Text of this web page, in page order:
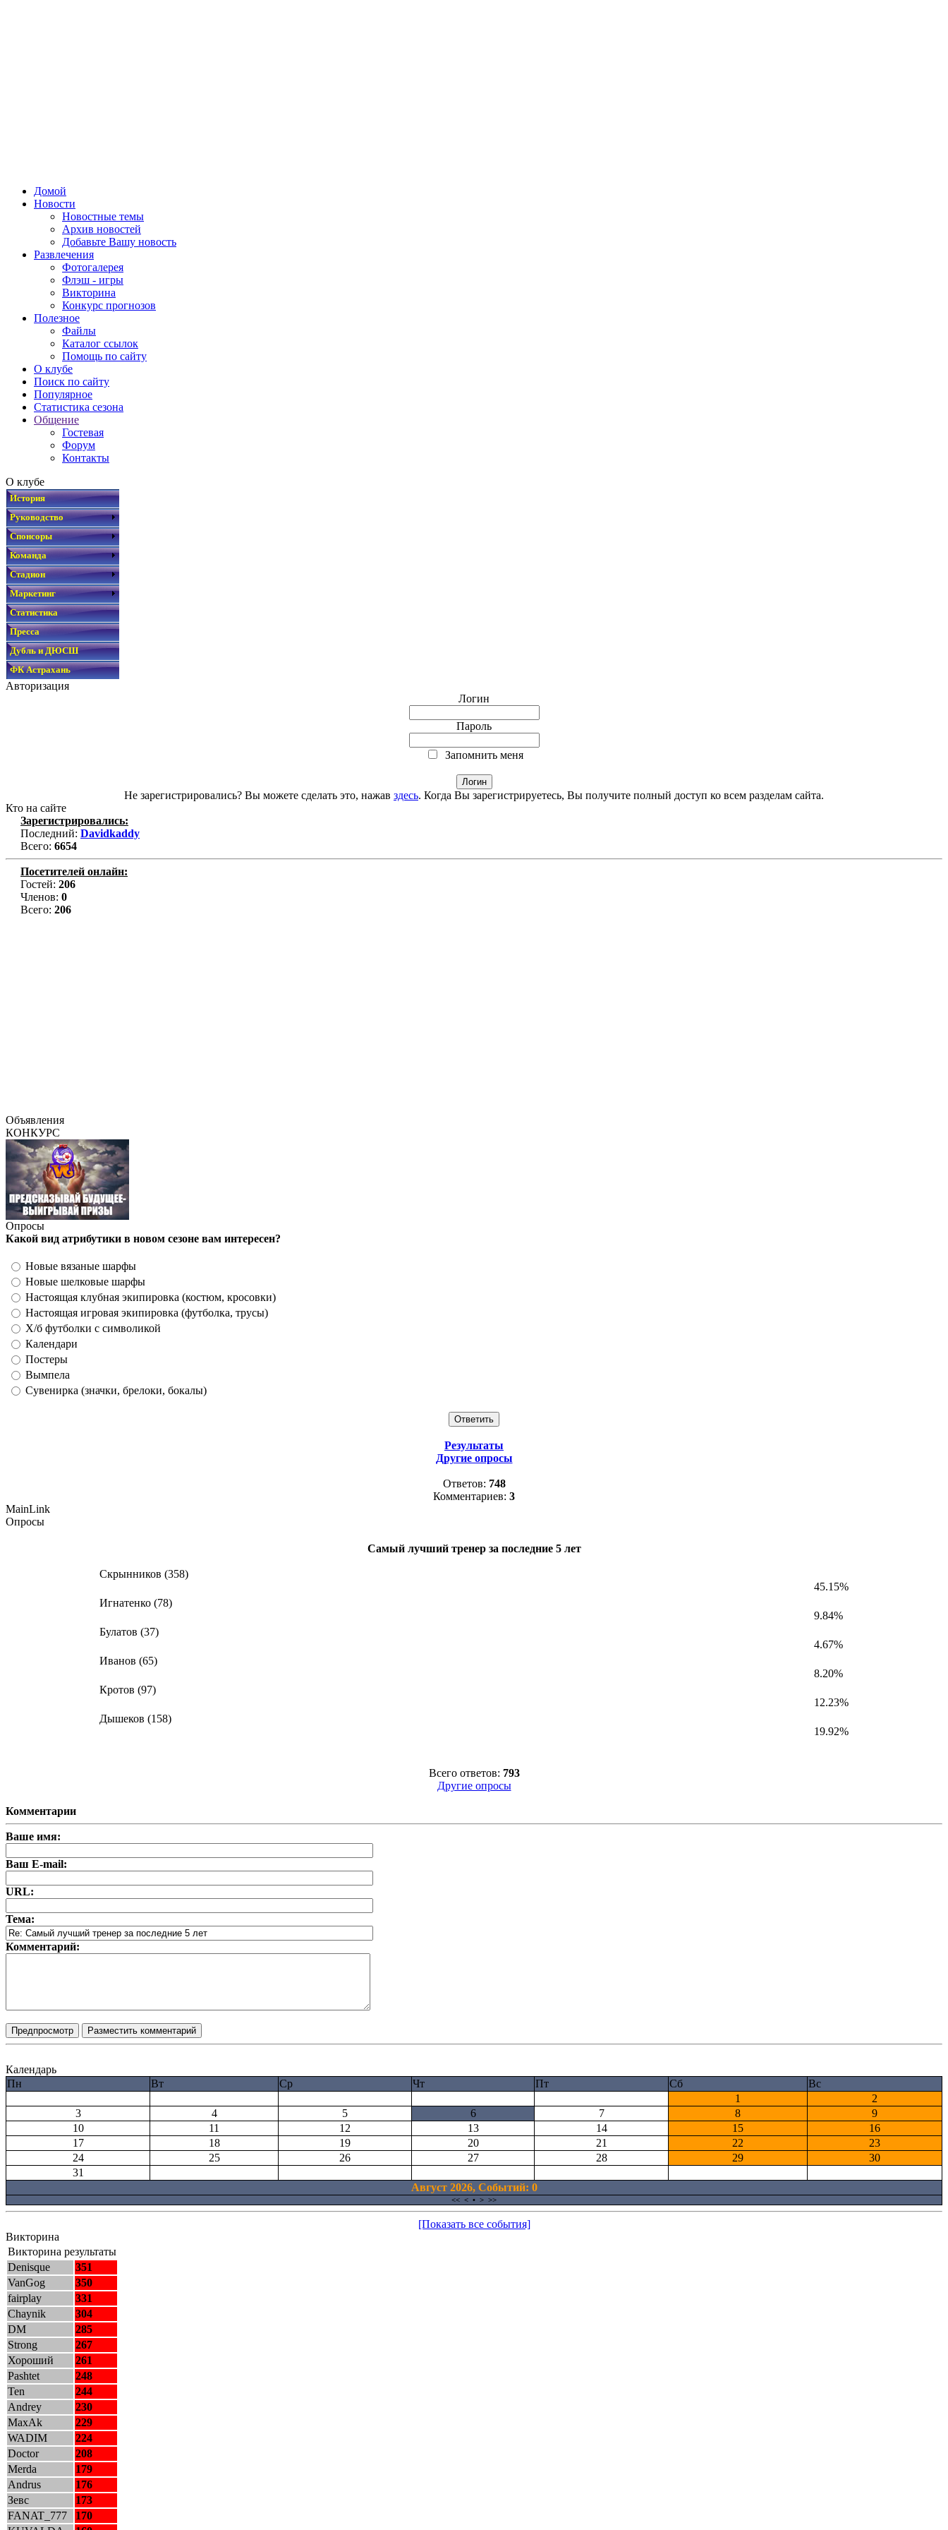
Домой
Новости
Новостные темы
Архив новостей
Добавьте Вашу новость
Развлечения
Фотогалерея
Флэш - игры
Викторина
Конкурс прогнозов
Полезное
Файлы
Каталог ссылок
Помощь по сайту
О клубе
Поиск по сайту
Популярное
Статистика сезона
Общение
Гостевая
Форум
Контакты
О клубе
История
Руководство
Спонсоры
Команда
Стадион
Маркетинг
Статистика
Пресса
Дубль и ДЮСШ
ФК Астрахань
Авторизация
Логин
Пароль
Запомнить меня
Не зарегистрировались? Вы можете сделать это, нажав здесь. Когда Вы зарегистрируетесь, Вы получите полный доступ ко всем разделам сайта.
Кто на сайте
Зарегистрировались:
Последний: Davidkaddy
Всего: 6654
Посетителей онлайн:
Гостей: 206
Членов: 0
Всего: 206
Объявления
КОНКУРС
Опросы
Какой вид атрибутики в новом сезоне вам интересен?
Новые вязаные шарфы
Новые шелковые шарфы
Настоящая клубная экипировка (костюм, кросовки)
Настоящая игровая экипировка (футболка, трусы)
Х/б футболки с символикой
Календари
Постеры
Вымпела
Сувенирка (значки, брелоки, бокалы)
Результаты
Другие опросы
Ответов: 748
Комментариев: 3
MainLink
Опросы
Самый лучший тренер за последние 5 лет
Скрынников (358)
45.15%
Игнатенко (78)
9.84%
Булатов (37)
4.67%
Иванов (65)
8.20%
Кротов (97)
12.23%
Дышеков (158)
19.92%
Всего ответов: 793
Другие опросы
Комментарии
Ваше имя:
Ваш E-mail:
URL:
Тема:
Комментарий:
Календарь
Пн
Вт Ср Чт Пт Сб
Вс
1
2
3
4 5 6 7 8
9
10
11 12 13 14 15
16
17
18 19 20 21 22
23
24
25 26 27 28 29
30
31
Август 2026, Cобытий: 0
<< < • > >>
[Показать все события]
Викторина
Викторина результаты
Denisque
351
VanGog
350
fairplay
331
Chaynik
304
DM
285
Strong
267
Хороший
261
Pashtet
248
Ten
244
Andrey
230
MaxAk
229
WADIM
224
Doctor
208
Merda
179
Andrus
176
Зевс
173
FANAT_777
170